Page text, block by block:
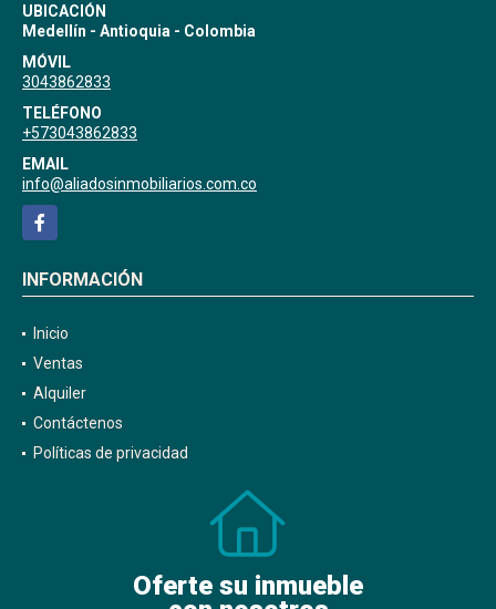
UBICACIÓN
Medellín - Antioquia - Colombia
MÓVIL
3043862833
TELÉFONO
+573043862833
EMAIL
info@aliadosinmobiliarios.com.co
Facebook
INFORMACIÓN
Inicio
Ventas
Alquiler
Contáctenos
Políticas de privacidad
Oferte su inmueble